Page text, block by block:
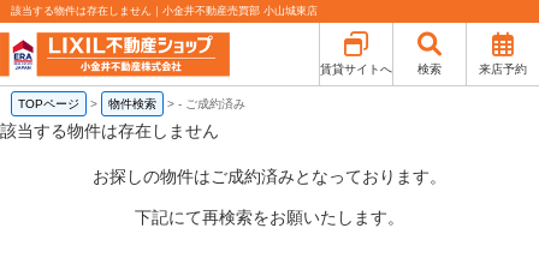
該当する物件は存在しません｜小金井不動産売買部 小山城東店
賃貸サイトへ 検索 来店予約
TOPページ > 物件検索 >- ご成約済み
該当する物件は存在しません
お探しの物件はご成約済みとなっております。
下記にて再検索をお願いたします。